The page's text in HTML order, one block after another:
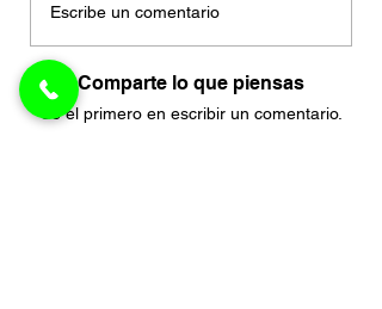
Escribe un comentario
Comparte lo que piensas
Sé el primero en escribir un comentario.